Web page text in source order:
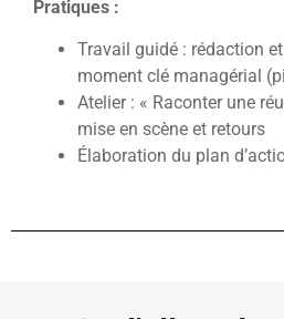
Pratiques :
Travail guidé : rédaction
moment clé managérial
Atelier : « Raconter une
mise en scène et retours
Élaboration du plan